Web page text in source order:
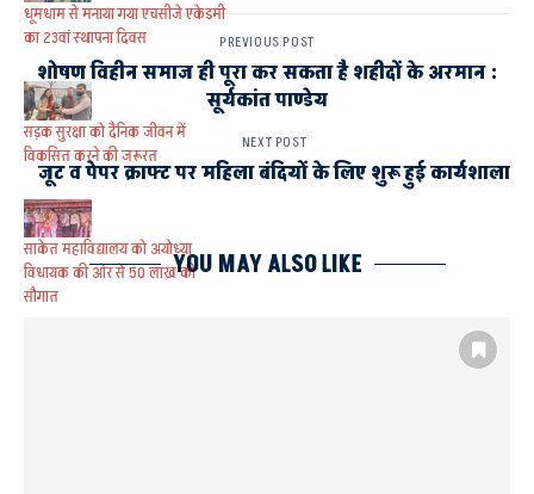
धूमधाम से मनाया गया एचसीजे एकेडमी
का 23वां स्थापना दिवस
सड़क सुरक्षा को दैनिक जीवन में
विकसित करने की जरूरत
साकेत महाविद्यालय को अयोध्या
विधायक की ओर से 50 लाख की
सौगात
PREVIOUS POST
शोषण विहीन समाज ही पूरा कर सकता है शहीदों के अरमान :
सूर्यकांत पाण्डेय
NEXT POST
जूट व पेपर क्राफ्ट पर महिला बंदियों के लिए शुरू हुई कार्यशाला
YOU MAY ALSO LIKE